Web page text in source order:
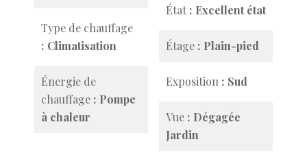
Type de chauffage
Climatisation
Énergie de
chauffage
Pompe
à chaleur
État Excellent état
Étage Plain-pied
Exposition Sud
Vue
Dégagée
Jardin